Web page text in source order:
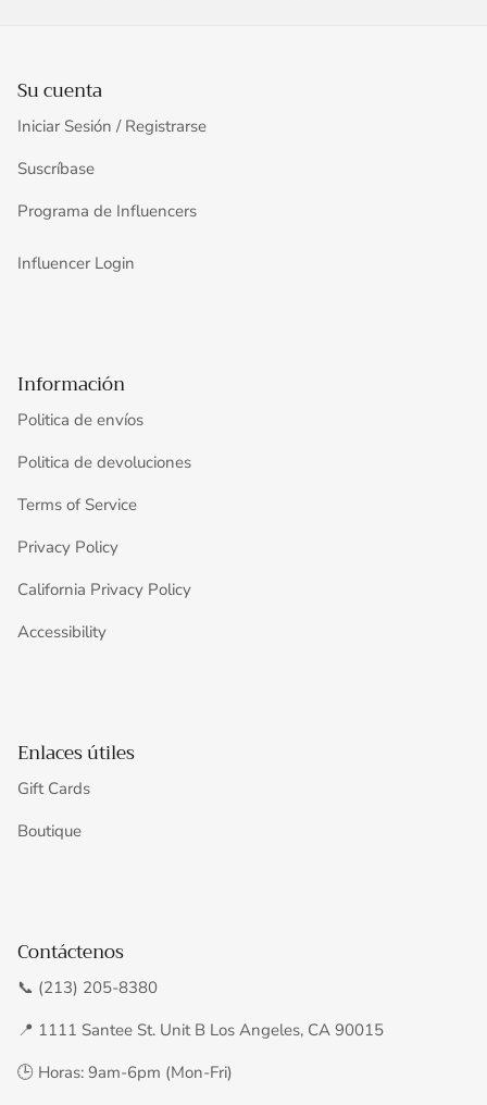
Su cuenta
Iniciar Sesión / Registrarse
Suscríbase
Programa de Influencers
Influencer Login
Información
Politica de envíos
Politica de devoluciones
Terms of Service
Privacy Policy
California Privacy Policy
Accessibility
Enlaces útiles
Gift Cards
Boutique
Contáctenos
📞 (213) 205-8380
📍 1111 Santee St. Unit B Los Angeles, CA 90015
🕒 Horas: 9am-6pm (Mon-Fri)